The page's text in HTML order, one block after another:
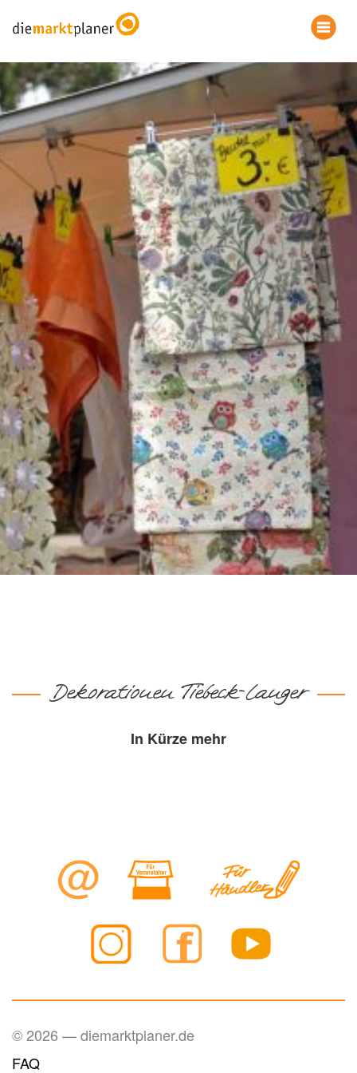
Dekorationen Tiebeck-Langer
In Kürze mehr
© 2026 — diemarktplaner.de
FAQ